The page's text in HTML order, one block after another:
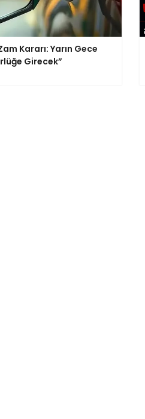
Kararı: Yarın Gece
Girecek”